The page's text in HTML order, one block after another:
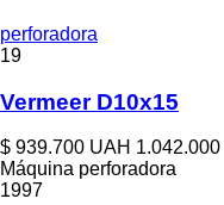
perforadora
19
Vermeer D10x15
$ 939.700 UAH 1.042.000
Máquina perforadora
1997